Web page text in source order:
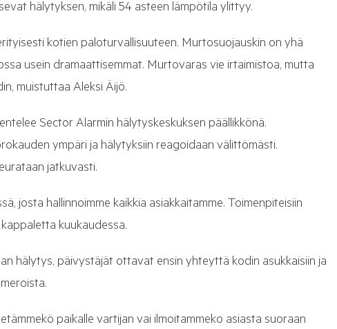
hälytyksen, mikäli 54 asteen lämpötila ylittyy.
kotien paloturvallisuuteen. Murtosuojauskin on yhä
usein dramaattisemmat. Murtovaras vie irtaimistoa, mutta
muistuttaa Aleksi Äijö.
Sector Alarmin hälytyskeskuksen päällikkönä.
ympäri ja hälytyksiin reagoidaan välittömästi.
jatkuvasti.
josta hallinnoimme kaikkia asiakkaitamme. Toimenpiteisiin
kuukaudessa.
hälytys, päivystäjät ottavat ensin yhteyttä kodin asukkaisiin ja
paikalle vartijan vai ilmoitammeko asiasta suoraan